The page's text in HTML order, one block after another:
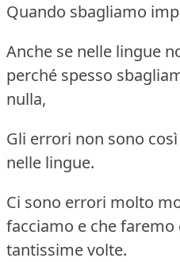
Quando sbagliamo
Anche se nelle lingue
perché spesso
nulla,
Gli errori non sono
nelle lingue.
Ci sono errori molto
facciamo e che
tantissime volte.